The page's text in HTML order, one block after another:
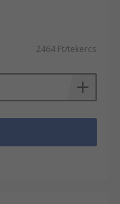
2464 Ft/tekercs